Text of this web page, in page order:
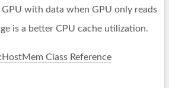
with data when GPU only reads
is a better CPU cache utilization.
Class Reference